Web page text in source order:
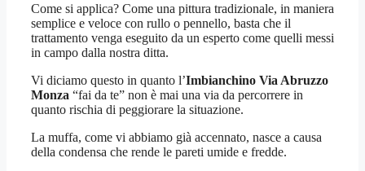
Come si applica? Come una pittura tradizionale, in maniera
semplice e veloce con rullo o pennello, basta che il
trattamento venga eseguito da un esperto come quelli messi
in campo dalla nostra ditta.
Vi diciamo questo in quanto l’Imbianchino Via Abruzzo
Monza “fai da te” non è mai una via da percorrere in
quanto rischia di peggiorare la situazione.
La muffa, come vi abbiamo già accennato, nasce a causa
della condensa che rende le pareti umide e fredde.